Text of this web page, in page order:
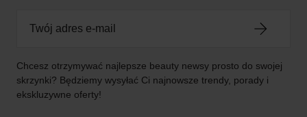
Chcesz otrzymywać najlepsze beauty newsy prosto do swojej
skrzynki? Będziemy wysyłać Ci najnowsze trendy, porady i
ekskluzywne oferty!